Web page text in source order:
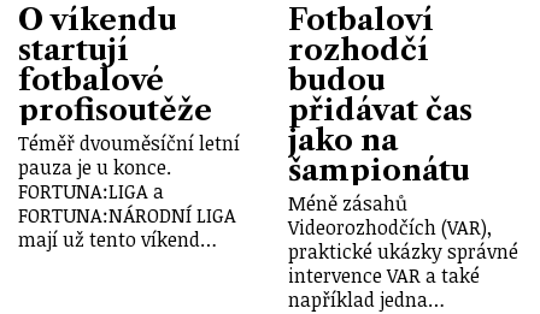
O víkendu
startují
fotbalové
profisoutěže
Téměř dvouměsíční letní
pauza je u konce.
FORTUNA:LIGA a
FORTUNA:NÁRODNÍ LIGA
mají už tento víkend…
Fotbaloví
rozhodčí
budou
přidávat čas
jako na
šampionátu
Méně zásahů
Videorozhodčích (VAR),
praktické ukázky správné
intervence VAR a také
například jedna…